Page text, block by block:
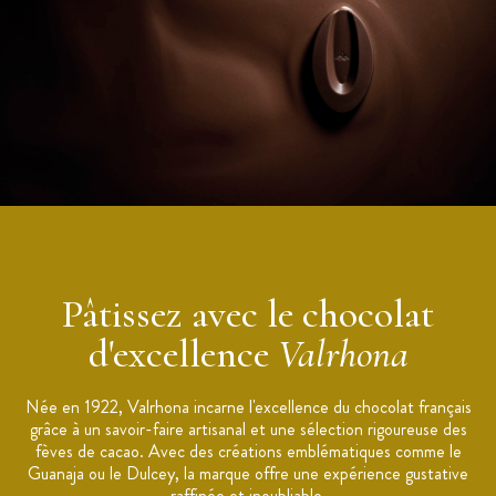
Les accords ingrédients
simple à associer puisque grâce à sa
diversité aromatique il mettra en valeur vos autres
ingrédients: abricots, oranges, framboise, poire, banane, café,
Pour 1 litre de Chocolat Chaud:
Ingrédients: 1 litre de lait entier / 100g Chocolat noir Guanaja
70%
Étapes de la recette: Commençons par faire fondre votre chocolat
noir Guanaja au bain-marie puis faites bouillir le lait dans une
casserole. Versez 1/3 de lait chaud sur votre chocolat puis
Pâtissez avec le chocolat
d'excellence Valrhona
Née en 1922, Valrhona incarne l'excellence du chocolat français
grâce à un savoir-faire artisanal et une sélection rigoureuse des
fèves de cacao. Avec des créations emblématiques comme le
Guanaja ou le Dulcey, la marque offre une expérience gustative